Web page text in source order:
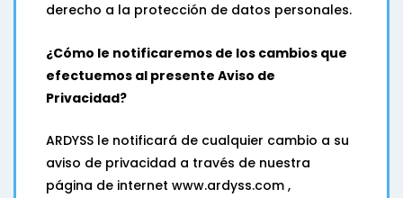
derecho a la protección de datos personales.
¿Cómo le notificaremos de los cambios que
efectuemos al presente Aviso de
Privacidad?
ARDYSS le notificará de cualquier cambio a su
aviso de privacidad a través de nuestra
página de internet www.ardyss.com ,